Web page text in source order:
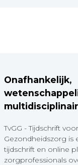
Onafhankelijk,
multidisciplinair
TvGG - Tijdschrift
Gezondheidszorg is
tijdschrift en online
zorgprofessionals